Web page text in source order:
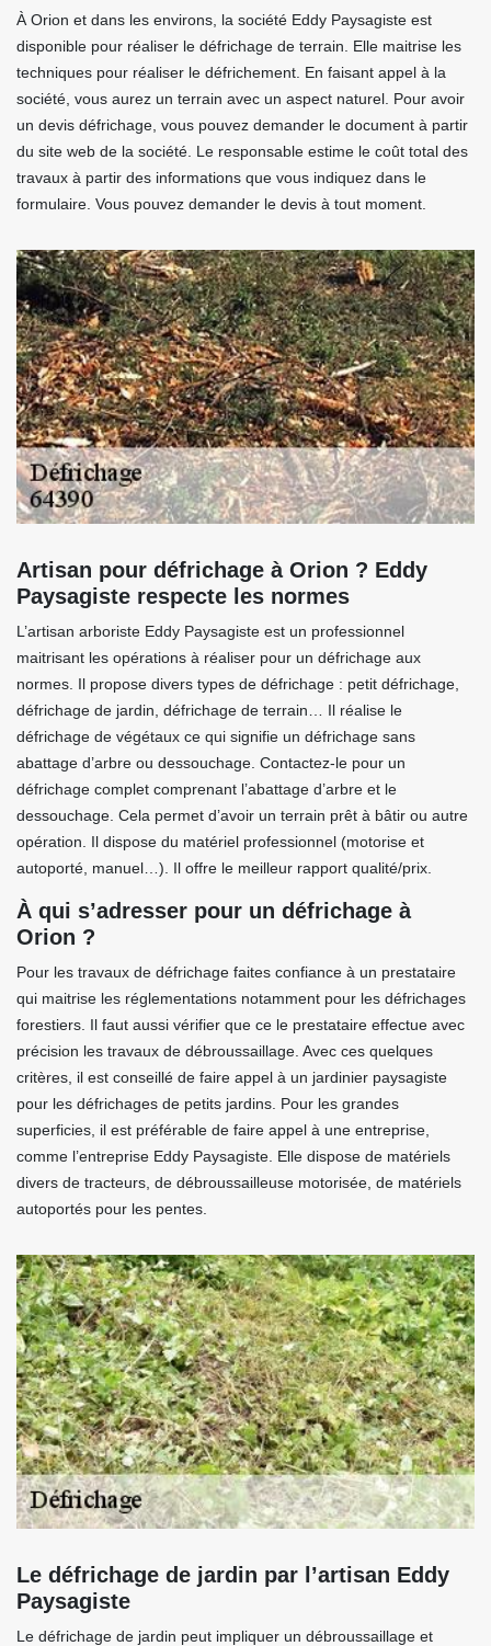
À Orion et dans les environs, la société Eddy Paysagiste est
disponible pour réaliser le défrichage de terrain. Elle maitrise les
techniques pour réaliser le défrichement. En faisant appel à la
société, vous aurez un terrain avec un aspect naturel. Pour avoir
un devis défrichage, vous pouvez demander le document à partir
du site web de la société. Le responsable estime le coût total des
travaux à partir des informations que vous indiquez dans le
formulaire. Vous pouvez demander le devis à tout moment.
Artisan pour défrichage à Orion ? Eddy
Paysagiste respecte les normes
L’artisan arboriste Eddy Paysagiste est un professionnel
maitrisant les opérations à réaliser pour un défrichage aux
normes. Il propose divers types de défrichage : petit défrichage,
défrichage de jardin, défrichage de terrain… Il réalise le
défrichage de végétaux ce qui signifie un défrichage sans
abattage d’arbre ou dessouchage. Contactez-le pour un
défrichage complet comprenant l’abattage d’arbre et le
dessouchage. Cela permet d’avoir un terrain prêt à bâtir ou autre
opération. Il dispose du matériel professionnel (motorise et
autoporté, manuel…). Il offre le meilleur rapport qualité/prix.
À qui s’adresser pour un défrichage à
Orion ?
Pour les travaux de défrichage faites confiance à un prestataire
qui maitrise les réglementations notamment pour les défrichages
forestiers. Il faut aussi vérifier que ce le prestataire effectue avec
précision les travaux de débroussaillage. Avec ces quelques
critères, il est conseillé de faire appel à un jardinier paysagiste
pour les défrichages de petits jardins. Pour les grandes
superficies, il est préférable de faire appel à une entreprise,
comme l’entreprise Eddy Paysagiste. Elle dispose de matériels
divers de tracteurs, de débroussailleuse motorisée, de matériels
autoportés pour les pentes.
Le défrichage de jardin par l’artisan Eddy
Paysagiste
Le défrichage de jardin peut impliquer un débroussaillage et